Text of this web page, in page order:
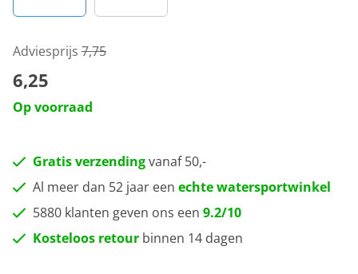
Adviesprijs 7,75
6,25
Op voorraad
Gratis verzendingvanaf 50,-
Al meer dan 52 jaar een echte watersportwinkel
5880 klanten geven ons een 9.2/10
Kosteloos retour binnen 14 dagen